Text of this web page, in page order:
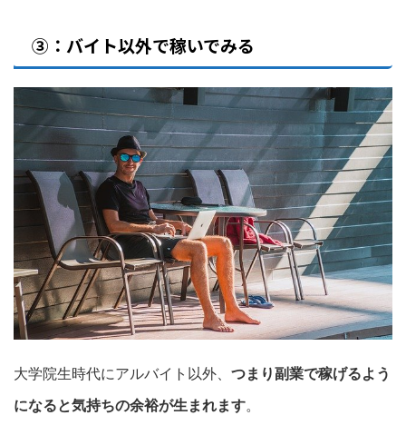
③：バイト以外で稼いでみる
大学院生時代にアルバイト以外、 つまり副業で稼げるよう
になると気持ちの余裕が生まれます。